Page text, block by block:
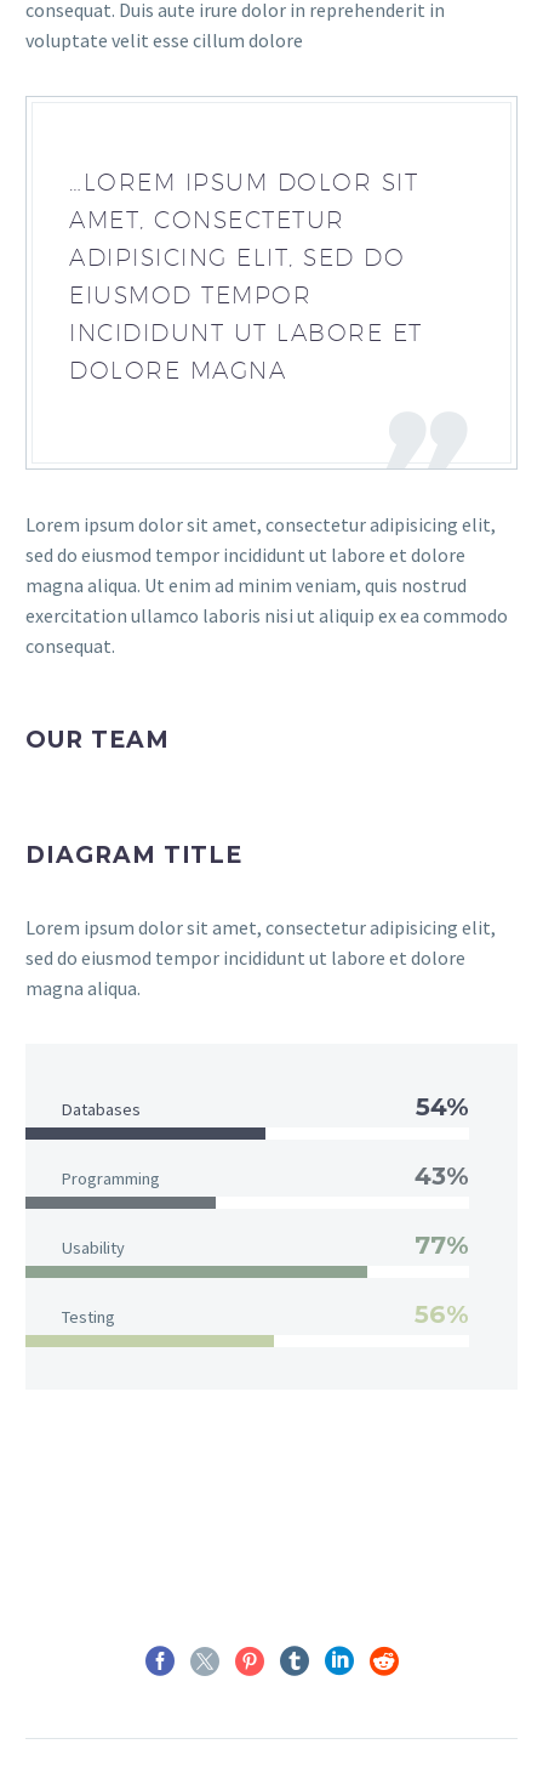
consequat. Duis aute irure dolor in reprehenderit in
voluptate velit esse cillum dolore
…LOREM IPSUM DOLOR SIT
AMET, CONSECTETUR
ADIPISICING ELIT, SED DO
EIUSMOD TEMPOR
INCIDIDUNT UT LABORE ET
DOLORE MAGNA
Lorem ipsum dolor sit amet, consectetur adipisicing elit,
sed do eiusmod tempor incididunt ut labore et dolore
magna aliqua. Ut enim ad minim veniam, quis nostrud
exercitation ullamco laboris nisi ut aliquip ex ea commodo
consequat.
OUR TEAM
DIAGRAM TITLE
Lorem ipsum dolor sit amet, consectetur adipisicing elit,
sed do eiusmod tempor incididunt ut labore et dolore
magna aliqua.
Databases 54%
Programming 43%
Usability 77%
Testing 56%